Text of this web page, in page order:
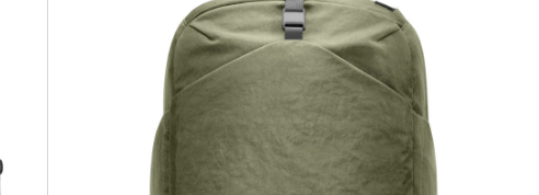
Précédent
Image